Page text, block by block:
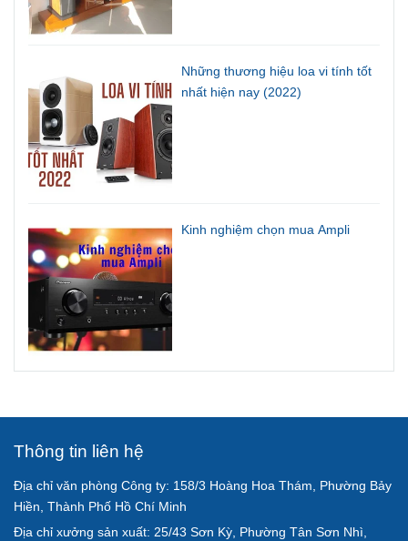
Những thương hiệu loa vi tính tốt
nhất hiện nay (2022)
Kinh nghiệm chọn mua Ampli
Thông tin liên hệ
Địa chỉ văn phòng Công ty: 158/3 Hoàng Hoa Thám, Phường Bảy
Hiền, Thành Phố Hồ Chí Minh
Địa chỉ xưởng sản xuất: 25/43 Sơn Kỳ, Phường Tân Sơn Nhì,